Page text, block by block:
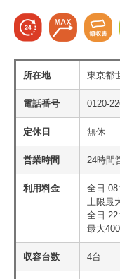
所在地 東京都
電話番号 0120-
定休日 無休
営業時間 24時間
利用料金
全日
上限最
全日
最大
収容台数 4台